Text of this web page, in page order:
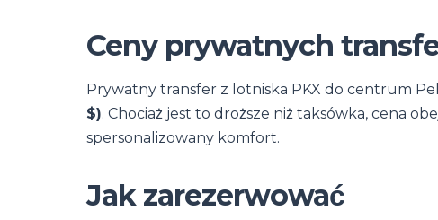
Ceny prywatnych
Prywatny transfer z lotniska PKX do centrum
$). Chociaż jest to droższe niż taksówka, cena
spersonalizowany komfort.
Jak zarezerwować